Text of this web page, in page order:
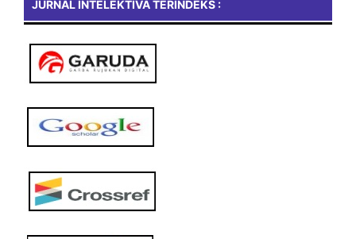
JURNAL INTELEKTIVA TERINDEKS :